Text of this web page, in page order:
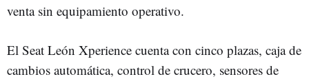
venta sin equipamiento operativo.
El Seat León Xperience cuenta con cinco plazas, caja de
cambios automática, control de crucero, sensores de